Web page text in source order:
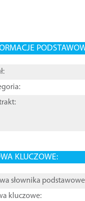
KLUCZOWE:
słownika
kluczowe: